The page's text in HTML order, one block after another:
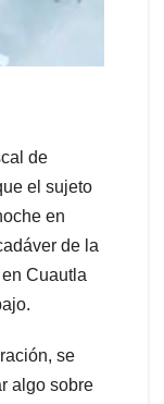
de
el sujeto
en
de la
Cuautla
se
algo sobre